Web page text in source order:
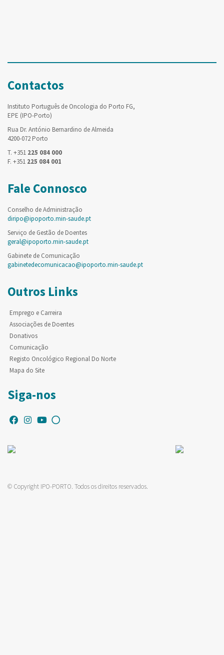
Contactos
Instituto Português de Oncologia do Porto FG,
EPE (IPO-Porto)
Rua Dr. António Bernardino de Almeida
4200-072 Porto
T. +351 225 084 000
F. +351 225 084 001
Fale Connosco
Conselho de Administração
diripo@ipoporto.min-saude.pt
Serviço de Gestão de Doentes
geral@ipoporto.min-saude.pt
Gabinete de Comunicação
gabinetedecomunicacao@ipoporto.min-saude.pt
Outros Links
Emprego e Carreira
Associações de Doentes
Donativos
Comunicação
Registo Oncológico Regional Do Norte
Mapa do Site
Siga-nos
© Copyright IPO-PORTO. Todos os direitos reservados.